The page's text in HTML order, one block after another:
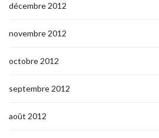
décembre 2012
novembre 2012
octobre 2012
septembre 2012
août 2012